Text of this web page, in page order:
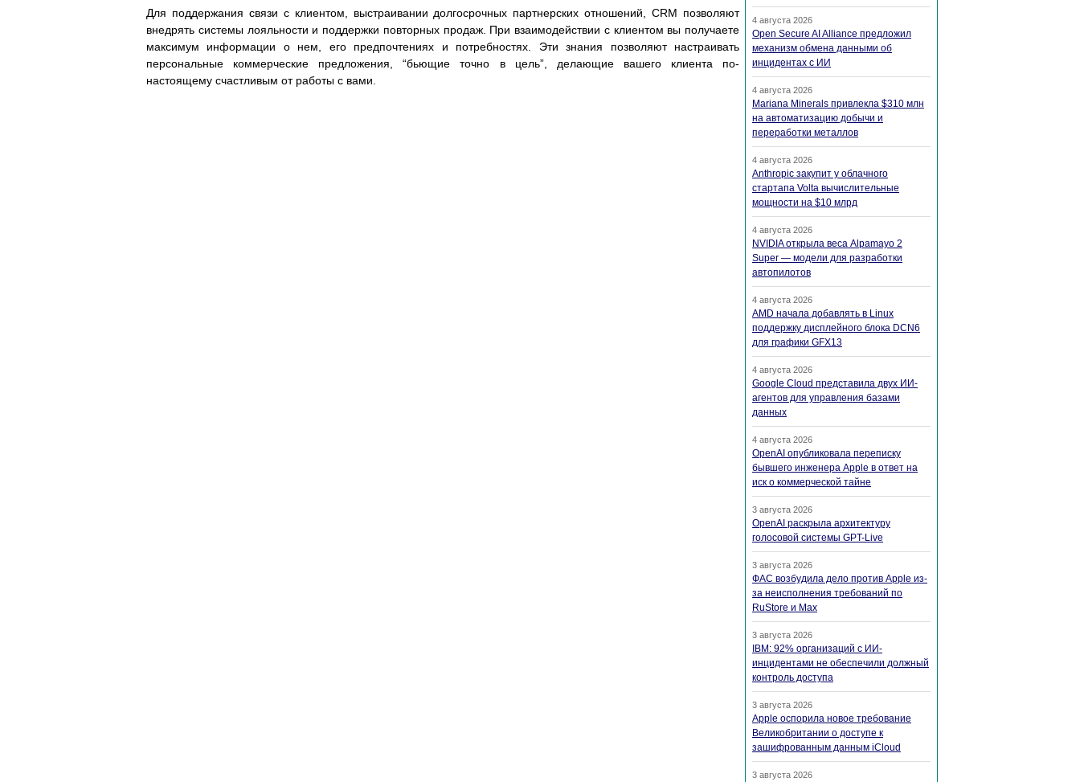
Для поддержания связи с клиентом, выстраивании долгосрочных партнерских отношений, CRM позволяют
внедрять системы лояльности и поддержки повторных продаж. При взаимодействии с клиентом вы получаете
максимум информации о нем, его предпочтениях и потребностях. Эти знания позволяют настраивать
персональные коммерческие предложения, “бьющие точно в цель”, делающие вашего клиента по-
настоящему счастливым от работы с вами.
4 августа 2026
Open Secure AI Alliance предложил
механизм обмена данными об
инцидентах с ИИ
4 августа 2026
Mariana Minerals привлекла $310 млн
на автоматизацию добычи и
переработки металлов
4 августа 2026
Anthropic закупит у облачного
стартапа Volta вычислительные
мощности на $10 млрд
4 августа 2026
NVIDIA открыла веса Alpamayo 2
Super — модели для разработки
автопилотов
4 августа 2026
AMD начала добавлять в Linux
поддержку дисплейного блока DCN6
для графики GFX13
4 августа 2026
Google Cloud представила двух ИИ-
агентов для управления базами
данных
4 августа 2026
OpenAI опубликовала переписку
бывшего инженера Apple в ответ на
иск о коммерческой тайне
3 августа 2026
OpenAI раскрыла архитектуру
голосовой системы GPT-Live
3 августа 2026
ФАС возбудила дело против Apple из-
за неисполнения требований по
RuStore и Max
3 августа 2026
IBM: 92% организаций с ИИ-
инцидентами не обеспечили должный
контроль доступа
3 августа 2026
Apple оспорила новое требование
Великобритании о доступе к
зашифрованным данным iCloud
3 августа 2026